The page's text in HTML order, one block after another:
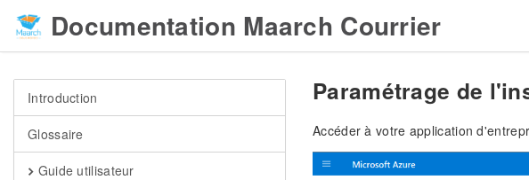
Documentation Maarch Courrier
Introduction
Glossaire
Guide utilisateur
Paramétrage de
Accéder à votre application